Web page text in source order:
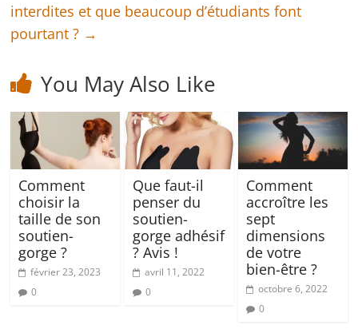
interdites et que beaucoup d’étudiants font
pourtant ? →
You May Also Like
Comment
choisir la
taille de son
soutien-
gorge ?
février 23, 2023
0
Que faut-il
penser du
soutien-
gorge adhésif
? Avis !
avril 11, 2022
0
Comment
accroître les
sept
dimensions
de votre
bien-être ?
octobre 6, 2022
0